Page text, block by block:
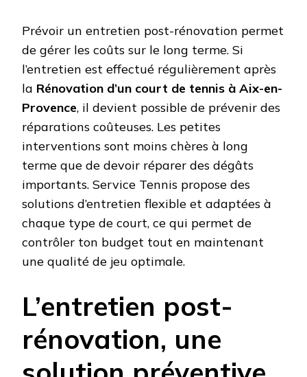
Prévoir un entretien post-rénovation permet
de gérer les coûts sur le long terme. Si
l’entretien est effectué régulièrement après
la Rénovation d’un court de tennis à Aix-en-
Provence, il devient possible de prévenir des
réparations coûteuses. Les petites
interventions sont moins chères à long
terme que de devoir réparer des dégâts
importants. Service Tennis propose des
solutions d’entretien flexible et adaptées à
chaque type de court, ce qui permet de
contrôler ton budget tout en maintenant
une qualité de jeu optimale.
L’entretien post-
rénovation, une